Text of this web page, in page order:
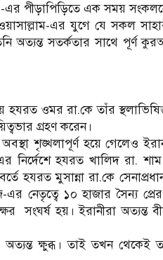
এর পীড়াপিড়িতে এক সময়
ওয়াসাল্লাম-এর যুগে যে সকল
অত্যন্ত সতর্কতার সাথে
ওমর রা.কে তাঁর
গ্রহণ করেন।
শৃঙ্খলাপূর্ণ হয়ে গেলেও
হযরত খালিদ রা. শাম
হযরত মুসান্না রা.কে
নেতৃত্বে ১০ হাজার সৈন্য
সংঘর্ষ হয়। ইরানীরা অত্যন্ত
ক্ষুব্ধ। তাই তখন